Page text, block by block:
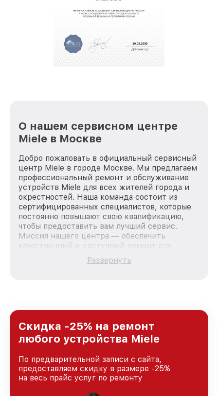
О нашем сервисном центре
Miele в Москве
Добро пожаловать в официальный сервисный
центр Miele в городе Москве. Мы предлагаем
профессиональный ремонт и обслуживание
устройств Miele для всех жителей города и
окрестностей. Наша команда состоит из
сертифицированных специалистов, которые
постоянно повышают свою квалификацию,
чтобы предоставить вам лучший сервис.
Миссия нашего центра — обеспечить
качественный и доступный ремонт для
каждого пользователя продукции Miele, вне
зависимости от сложности поломки. Мы
и лояльности наших клиентов.
Развернуть
Скидка -25% на ремонт
любого устройства Miele
По предварительной записи с сайта,
предоставляем скидку в размере -25%
на весь прайс услуг по ремонту